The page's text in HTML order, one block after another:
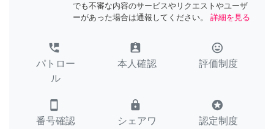
でも不審な内容のサービスやリクエストやユーザ
ーがあった場合は通報してください。
詳細を見る
perm_phone_msg
パトロー
ル
assignment_ind
本人確認
tag_faces
評価制度
smartphone
番号確認
lock
シェアワ
stars
認定制度